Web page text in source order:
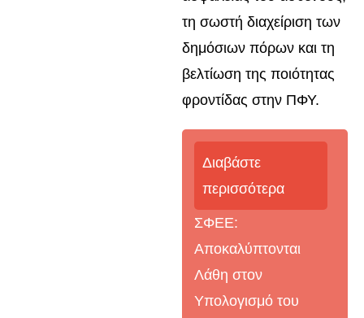
τη σωστή διαχείριση των
δημόσιων πόρων και τη
βελτίωση της ποιότητας
φροντίδας στην ΠΦΥ.
Διαβάστε
περισσότερα
ΣΦΕΕ:
Αποκαλύπτονται
Λάθη στον
Υπολογισμό του